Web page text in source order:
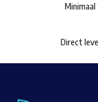
Direct